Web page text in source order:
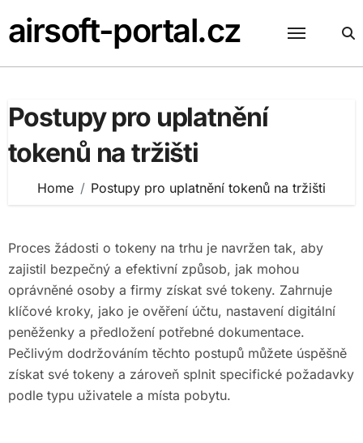
to
content
airsoft-portal.cz
Postupy pro uplatnění
tokenů na tržišti
Home Postupy pro uplatnění tokenů na tržišti
Proces žádosti o tokeny na trhu je navržen tak, aby
zajistil bezpečný a efektivní způsob, jak mohou
oprávněné osoby a firmy získat své tokeny. Zahrnuje
klíčové kroky, jako je ověření účtu, nastavení digitální
peněženky a předložení potřebné dokumentace.
Pečlivým dodržováním těchto postupů můžete úspěšně
získat své tokeny a zároveň splnit specifické požadavky
podle typu uživatele a místa pobytu.